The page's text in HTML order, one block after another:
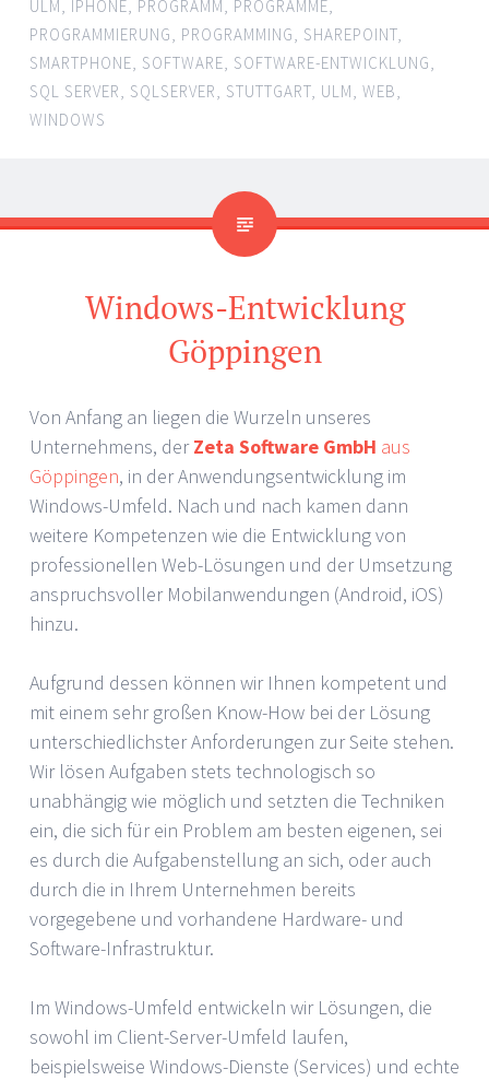
ULM
IPHONE PROGRAMM PROGRAMME
PROGRAMMIERUNG
PROGRAMMING SHAREPOINT
SMARTPHONE SOFTWARE SOFTWARE-ENTWICKLUNG
SQL SERVER
SQLSERVER STUTTGART ULM WEB
WINDOWS
Windows-Entwicklung
Göppingen
Von Anfang an liegen die Wurzeln unseres
Unternehmens, derZeta Software GmbH aus
Göppingen, in der Anwendungsentwicklung im
Windows-Umfeld. Nach und nach kamen dann
weitere Kompetenzen wie die Entwicklung von
professionellen Web-Lösungen und der Umsetzung
anspruchsvoller Mobilanwendungen (Android, iOS)
hinzu.
Aufgrund dessen können wir Ihnen kompetent und
mit einem sehr großen Know-How bei der Lösung
unterschiedlichster Anforderungen zur Seite stehen.
Wir lösen Aufgaben stets technologisch so
unabhängig wie möglich und setzten die Techniken
ein, die sich für ein Problem am besten eigenen, sei
es durch die Aufgabenstellung an sich, oder auch
durch die in Ihrem Unternehmen bereits
vorgegebene und vorhandene Hardware- und
Software-Infrastruktur.
Im Windows-Umfeld entwickeln wir Lösungen, die
sowohl im Client-Server-Umfeld laufen,
beispielsweise Windows-Dienste (Services) und echte